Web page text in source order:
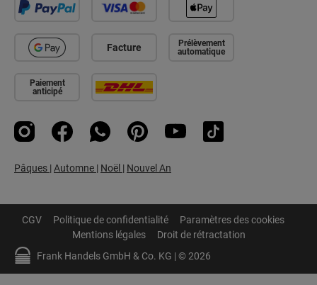
Facture
Prélèvement
automatique
Paiement
anticipé
InstagramFacebookWhatsApp PinterestYouTubeTikTok
Pâques | Automne | Noël | Nouvel An
Frank Handels GmbH & Co. KG | © 2026
CGV Politique de confidentialité
Paramètres des cookies
Mentions légales
Droit de rétractation